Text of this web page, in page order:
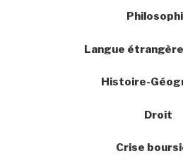
Langue
Histoire-
Droit
Crise